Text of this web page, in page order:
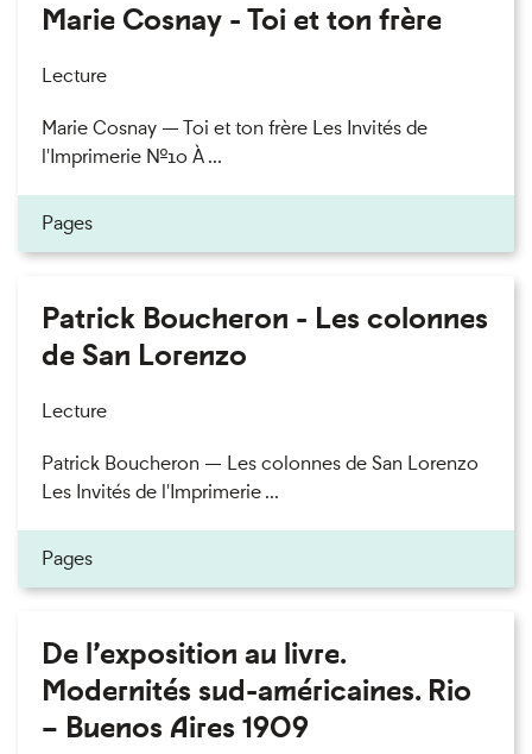
Marie Cosnay - Toi et ton frère
Lecture
Marie Cosnay — Toi et ton frère Les Invités de
l'Imprimerie n°10 À ...
Pages
Patrick Boucheron - Les colonnes
de San Lorenzo
Lecture
Patrick Boucheron — Les colonnes de San Lorenzo
Les Invités de l'Imprimerie ...
Pages
De l’exposition au livre.
Modernités sud-américaines. Rio
– Buenos Aires 1909